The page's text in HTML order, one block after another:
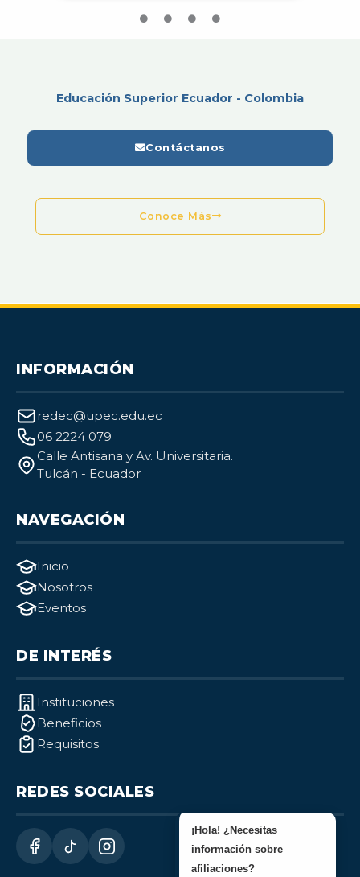
Educación Superior Ecuador - Colombia
Contáctanos
Conoce Más
INFORMACIÓN
redec@upec.edu.ec
06 2224 079
Calle Antisana y Av. Universitaria.
Tulcán - Ecuador
NAVEGACIÓN
Inicio
Nosotros
Eventos
DE INTERÉS
Instituciones
Beneficios
Requisitos
REDES SOCIALES
¡Hola! ¿Necesitas
información sobre
afiliaciones?